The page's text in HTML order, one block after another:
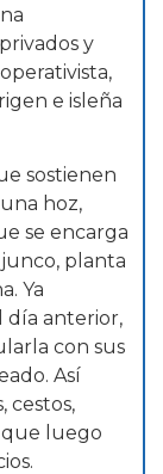
y
e isleña
sostienen
hoz,
se encarga
planta
Ya
día anterior,
con sus
Así
cestos,
que luego